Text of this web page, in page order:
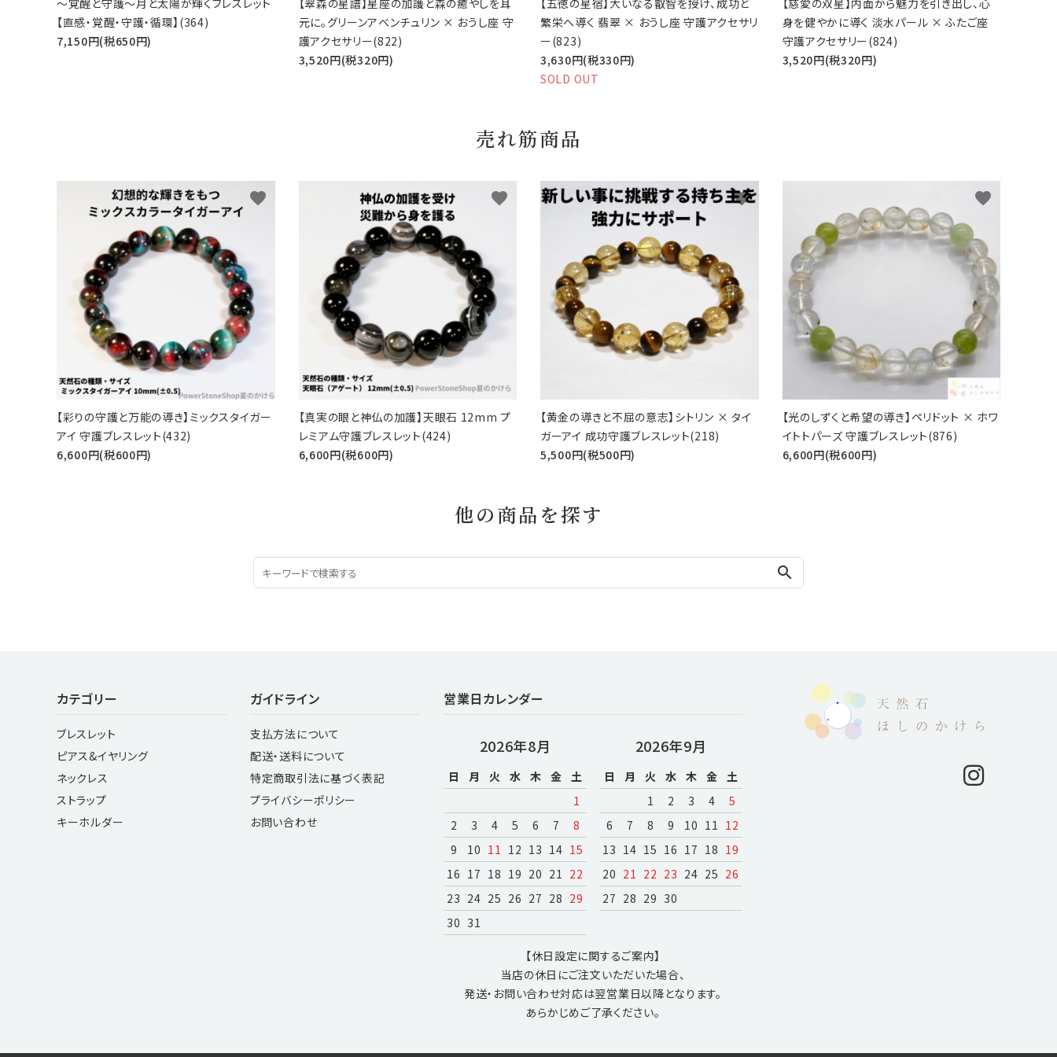
～覚醒と守護～月と太陽が輝くブレスレット
【直感・覚醒・守護・循環】(364)
7,150円(税650円)
【翠森の星譜】星座の加護と森の癒やしを耳
元に。グリーンアベンチュリン × おうし座 守
護アクセサリー(822)
3,520円(税320円)
【五徳の星宿】大いなる叡智を授け、成功と
繁栄へ導く 翡翠 × おうし座 守護アクセサリ
ー(823)
3,630円(税330円)
SOLD OUT
【慈愛の双星】内面から魅力を引き出し、心
身を健やかに導く 淡水パール × ふたご座
守護アクセサリー(824)
3,520円(税320円)
売れ筋商品
【彩りの守護と万能の導き】ミックスタイガー
アイ 守護ブレスレット(432)
6,600円(税600円)
favorite
【真実の眼と神仏の加護】天眼石 12mm プ
レミアム守護ブレスレット(424)
6,600円(税600円)
favorite
【黄金の導きと不屈の意志】シトリン × タイ
ガーアイ 成功守護ブレスレット(218)
5,500円(税500円)
favorite
【光のしずくと希望の導き】ペリドット × ホワ
イトトパーズ 守護ブレスレット(876)
6,600円(税600円)
favorite
他の商品を探す
search
カテゴリー
ブレスレット
ピアス&イヤリング
ネックレス
ストラップ
キーホルダー
ガイドライン
支払方法について
配送・送料について
特定商取引法に基づく表記
プライバシーポリシー
お問い合わせ
営業日カレンダー
2026年8月
日 月 火 水 木 金
土
1
2
3 4 5 6 7
8
9
10 11 12 13 14 15
16 17 18 19 20 21 22
23 24 25 26 27 28 29
30 31
2026年9月
日 月 火 水 木 金
土
1
2 3 4
5
6
7 8 9 10 11 12
13 14 15 16 17 18 19
20 21 22 23 24 25 26
27 28 29 30
【休日設定に関するご案内】
当店の休日にご注文いただいた場合、
発送・お問い合わせ対応は翌営業日以降となります。
あらかじめご了承ください。